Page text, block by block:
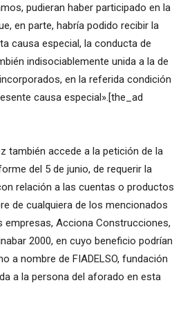
pudieran haber participado en la
en parte, habría podido recibir la
causa especial, la conducta de
indisociablemente unida a la de
en la referida condición
causa especial».[the_ad
también accede a la petición de la
del 5 de junio, de requerir la
relación a las cuentas o productos
de cualquiera de los mencionados
empresas, Acciona Construcciones,
2000, en cuyo beneficio podrían
a nombre de FIADELSO, fundación
a la persona del aforado en esta